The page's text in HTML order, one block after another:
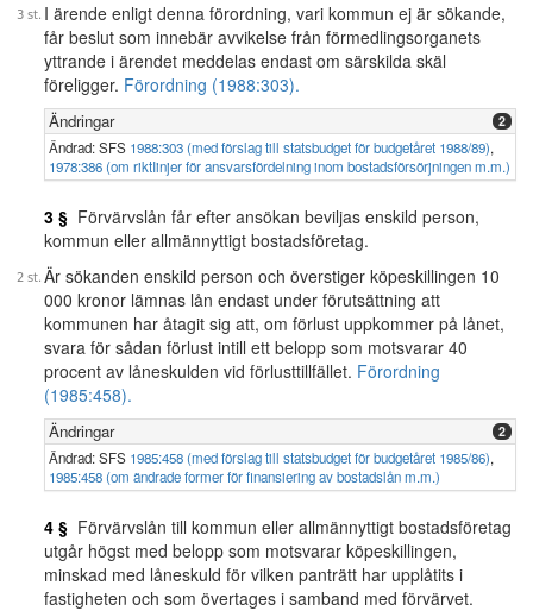
I ärende enligt denna förordning, vari kommun ej är sökande,
får beslut som innebär avvikelse från förmedlingsorganets
yttrande i ärendet meddelas endast om särskilda skäl
föreligger. Förordning (1988:303).
Ändringar 2
Ändrad: SFS 1988:303 (med förslag till statsbudget för budgetåret 1988/89),
1978:386 (om riktIinjer för ansvarsfördelning inom bostadsförsörjningen m.m.)
3 § Förvärvslån får efter ansökan beviljas enskild person,
kommun eller allmännyttigt bostadsföretag.
Är sökanden enskild person och överstiger köpeskillingen 10
000 kronor lämnas lån endast under förutsättning att
kommunen har åtagit sig att, om förlust uppkommer på lånet,
svara för sådan förlust intill ett belopp som motsvarar 40
procent av låneskulden vid förlusttillfället. Förordning
(1985:458).
Ändringar 2
Ändrad: SFS 1985:458 (med förslag till statsbudget för budgetåret 1985/86),
1985:458 (om ändrade former för finansiering av bostadslån m.m.)
4 § Förvärvslån till kommun eller allmännyttigt bostadsföretag
utgår högst med belopp som motsvarar köpeskillingen,
minskad med låneskuld för vilken panträtt har upplåtits i
fastigheten och som övertages i samband med förvärvet.